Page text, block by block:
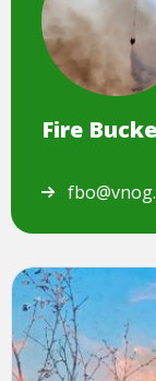
Fire
Lees
meer
over
Specialisme